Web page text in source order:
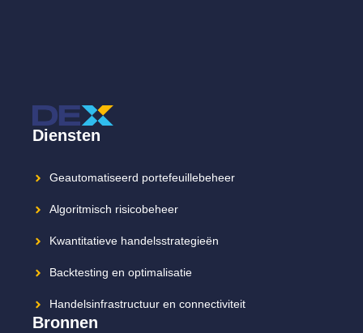
Diensten
Geautomatiseerd portefeuillebeheer
Algoritmisch risicobeheer
Kwantitatieve handelsstrategieën
Backtesting en optimalisatie
Handelsinfrastructuur en connectiviteit
Bronnen